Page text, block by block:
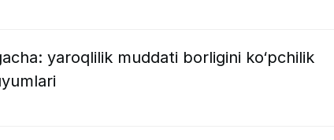
yaroqlilik muddati borligini ko‘pchilik